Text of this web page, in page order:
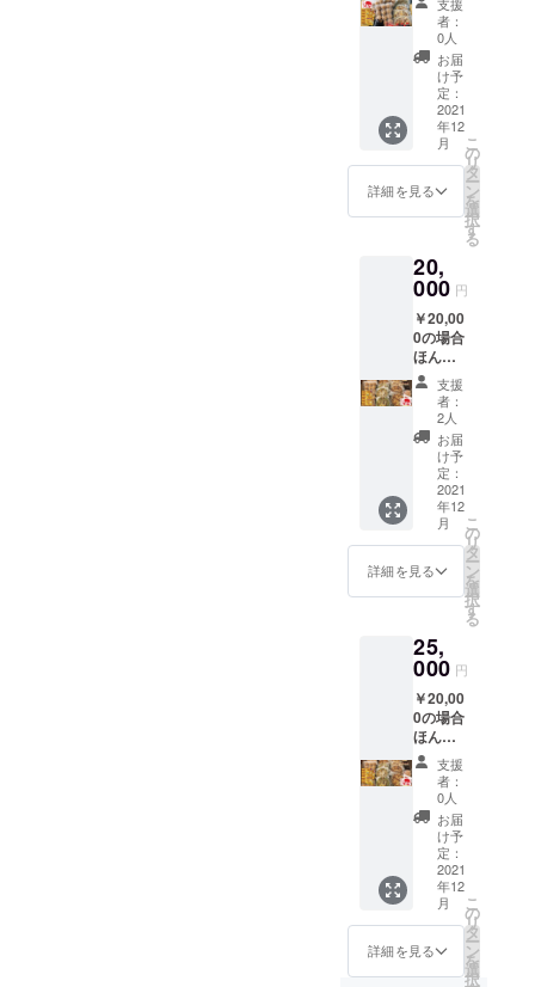
r06.jp
(参加店
舗も確
認でき
ます) ※
期限後
の使用
や返金
ません
のでご
い。 参
加店
舗/NIIN
A
（ニー
ナ）・
bambo
o（バン
ブー）
・中国
料理 大
成閣・
上海料
理ダイ
ニング
海租
界・イ
本酒の
お店
COVO(
コー
ポ)・
WALKE
Rs
BAR・
東心斎
橋 ほお
ずき・
鉄板バ
GOTTI
→(ゴッ
・鶏一
輪(とり
年 11月
12日
(金）13
日(土）
14日
(日）イ
ベント
開催期
間 あ
とバル
月30日
(火）ま
んまも
んバル
HPで確
認くだ
さい。
www.ba
r06.jp
(参加店
舗も確
認でき
ます) ※
期限後
や返金
はでき
了承く
ださ
い。 参
加店
舗/NIIN
A
（ニー
ナ）・
bambo
o（バン
ブー）
・中国
料理 大
成閣・
上海料
ニング
バー 上
15個入
り3パッ
ク、お
好み焼
き（豚
玉2枚、
デラッ
クス焼
き1
枚）、
ぎ焼き1
（ソー
ス、だ
し醤
油、か
つお節
付き）
※冷凍で
お届
け、電
子レン
ジで温
めるだ
けでお
召し上
がりい
ただけ
ます。
※この商
アレル
ゲン(特
料) 小
麦・卵
※原材料
名につ
いて
は、本
文のリ
ターン
紹介覧
に表記
※ギフト
は郵送
いただ
きま
ルギフ
ト+バル
チケッ
ト2セッ
んまも
んバル
ギフ
ト 大
阪名物
のたこ
焼きと
焼きを
詰め合
わせた
「お手
軽セッ
ト」 た
こ焼き
15個入
り3パッ
ク、お
好み焼
き（豚
玉2枚、
デラッ
クス焼
き1
枚）、
ぎ焼き1
（ソー
ス、だ
し醤
油、か
つお節
付き）
※冷凍で
お届
け、電
子レン
ジで温
めるだ
けでお
召し上
がりい
ただけ
ます。
※この商
者：
0人
お届
け予
定：
2021
年12
月
詳細を見る
こ
の
リ
タ
ー
ン
を
選
択
す
る
20,
000 円
￥20,00
0の場合
ほんま
もんバ
ルプレ
ミアム
ギフト
+バルチ
ケット
１セッ
んまも
んバル
プレミ
アムギ
フト た
き、お
好み焼
き、焼
きそば
「食べ
尽くし
セッ
ト」 た
こ焼12
個入り
×3パッ
ク、豚
玉×3
パッ
ク、デ
ラック
ス玉×2
支援
者：
2人
お届
け予
定：
2021
年12
月
詳細を見る
こ
の
リ
タ
ー
ン
を
選
択
す
る
25,
000 円
￥20,00
0の場合
ほんま
もんバ
ルプレ
ミアム
ギフト
+バルチ
ケット
2セット
●ほ
んまも
んバル
プレミ
アムギ
支援
者：
0人
お届
け予
定：
2021
年12
月
詳細を見る
こ
の
リ
タ
ー
ン
を
選
択